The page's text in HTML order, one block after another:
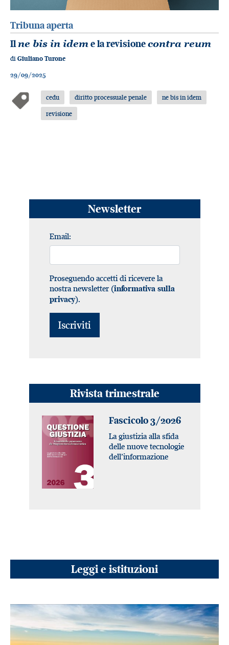
Tribuna aperta
Ilne bis in ideme la revisionecontra reum
di Giuliano Turone
29/09/2025
cedu diritto processuale penale
ne bis in idem
revisione
Newsletter
Email:
Proseguendo accetti di ricevere la
nostra newsletter (informativa sulla
privacy).
Rivista trimestrale
Fascicolo 3/2026
La giustizia alla sfida
delle nuove tecnologie
dell’informazione
Leggi e istituzioni